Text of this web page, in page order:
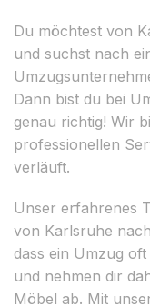
Du möchtest von
und suchst nach
Dann bist du bei
genau richtig! Wir
professionellen
verläuft.
Unser erfahrenes
von Karlsruhe
dass ein Umzug
und nehmen dir
Möbel ab. Mit